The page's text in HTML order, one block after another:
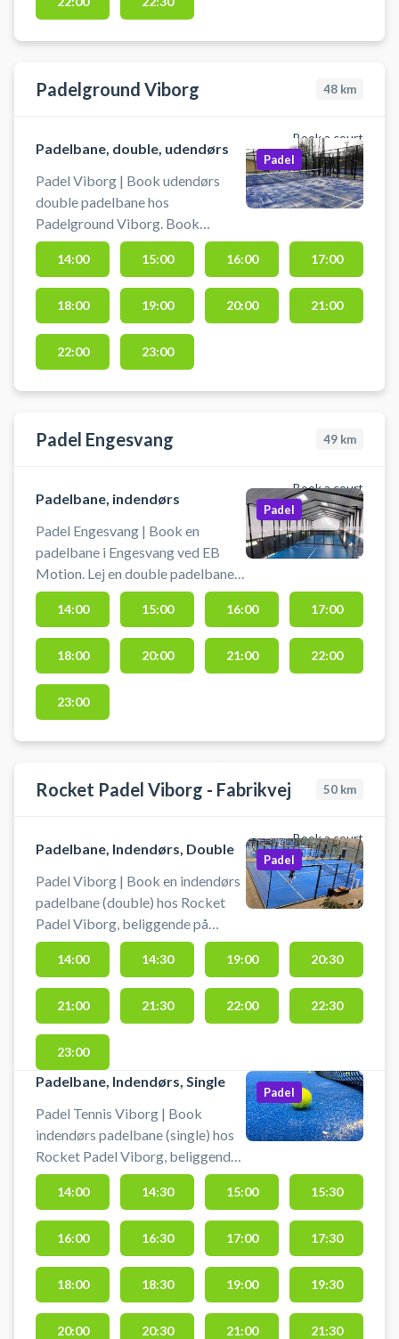
Padelground Viborg 48 km
Book a court
Padelbane, double, udendørs
Padel Viborg | Book udendørs
double padelbane hos
Padelground Viborg. Book
padelbanen og spil padel i Viborg
på udendørsbaner. Padelground i
Viborg byder på 2 padel tennis
baner, hvor du kan låne padelbat i
Legelands receptions åbningstid.
Har kan du også købe bolde til din
padelkamp.
Padel
14:00 15:00 16:00 17:00
18:00 19:00 20:00 21:00
22:00 23:00
Padel Engesvang 49 km
Book a court
Padelbane, indendørs
Padel Engesvang | Book en
padelbane i Engesvang ved EB
Motion. Lej en double padelbane
og spil indendørs padel i
Engesvang. Ved padel i Engesvang
tilbydes der låne bat og bolde,
hvis du ikke selv skulle have dette.
Padel
14:00 15:00 16:00 17:00
18:00 20:00 21:00 22:00
23:00
Rocket Padel Viborg - Fabrikvej 50 km
Book a court
Padelbane, Indendørs, Double
Padel Viborg | Book en indendørs
padelbane (double) hos Rocket
Padel Viborg, beliggende på
Fabrikvej 16A, Viborg. Book
padel og spil padel i Viborg på
indendørs padelbaner i Rocket
Padel Padelcenter.
Padel
14:00 14:30 19:00 20:30
21:00 21:30 22:00 22:30
23:00
Padelbane, Indendørs, Single
Padel Tennis Viborg | Book
indendørs padelbane (single) hos
Rocket Padel Viborg, beliggende
på Fabrikvej 16A, Viborg. Book
en padelbane og spil padel tennis i
Viborg på padelbanerne i Rocket
Padels Padelcenter centralt i byen.
Padel
14:00 14:30 15:00 15:30
16:00 16:30 17:00 17:30
18:00 18:30 19:00 19:30
20:00 20:30 21:00 21:30